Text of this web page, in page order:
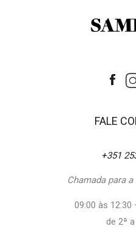
FALE
+351
Chamada para
09:00 às 12:30
de 2ª